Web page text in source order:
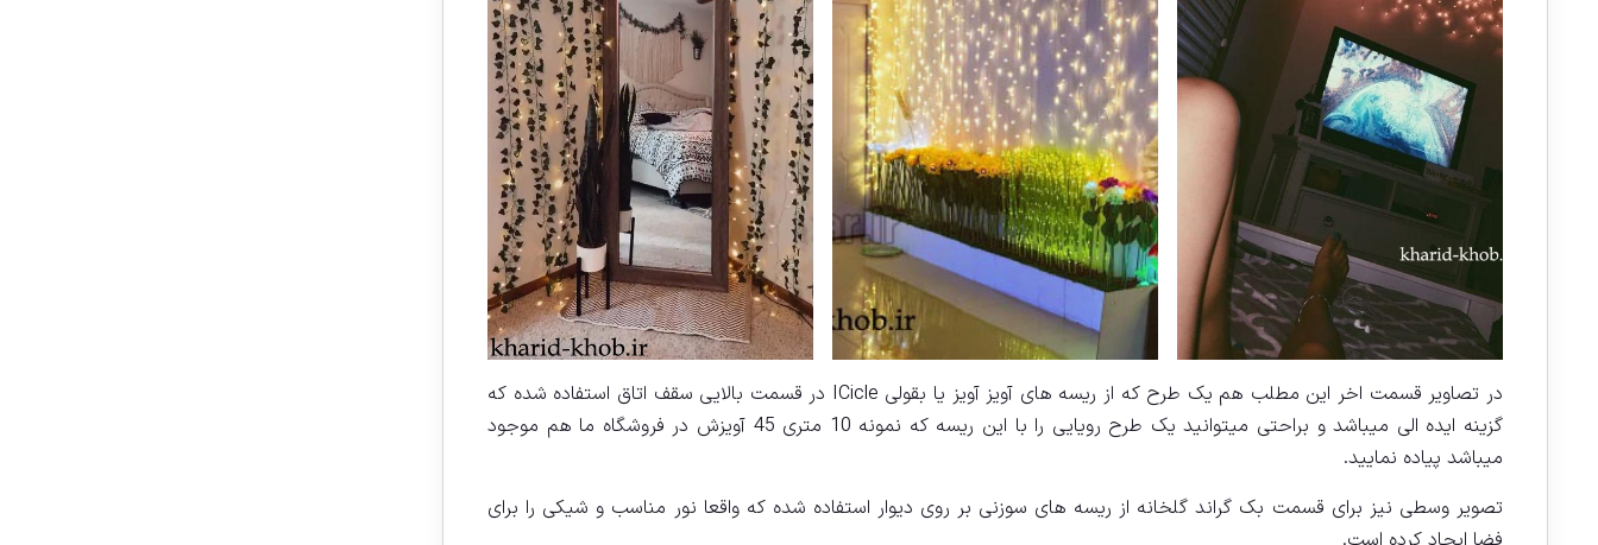
در تصاویر قسمت اخر این مطلب هم یک طرح که از ریسه های آویز آویز یا بقولی ICicle در قسمت بالایی سقف اتاق استفاده شده که
گزینه ایده الی میباشد و براحتی میتوانید یک طرح رویایی را با این ریسه که نمونه 10 متری 45 آویزش در فروشگاه ما هم موجود
میباشد پیاده نمایید.
تصویر وسطی نیز برای قسمت بک گراند گلخانه از ریسه های سوزنی بر روی دیوار استفاده شده که واقعا نور مناسب و شیکی را برای